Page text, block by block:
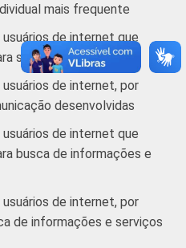
ou
92 8
1 SM 82 18
1 SM
2 SM
85 15
3 SM
88 12
mais frequente
de internet que
se comunicar
de internet, por
desenvolvidas
de internet que
busca de informações e
de internet, por
de informações e serviços